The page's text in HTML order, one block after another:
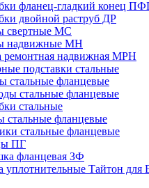
фланец-гладкий конец
двойной раструб ДР
свертные МС
надвижные МН
ремонтная надвижная МРН
подставки стальные
стальные фланцевые
стальные фланцевые
стальные
стальные фланцевые
стальные фланцевые
ПГ
фланцевая ЗФ
уплотнительные Тайтон